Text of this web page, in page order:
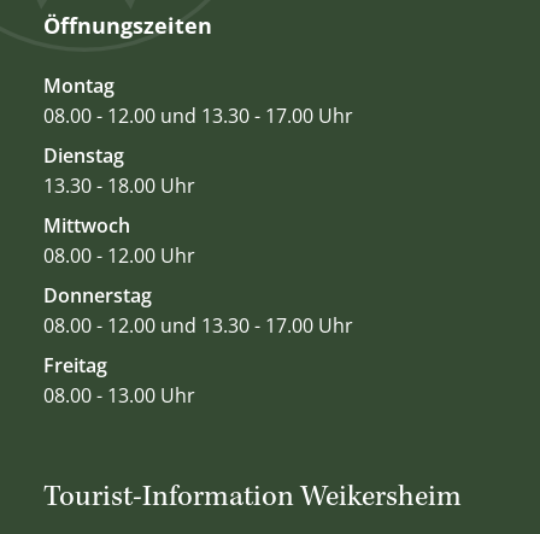
Öffnungszeiten
Montag
08.00 - 12.00 und 13.30 - 17.00 Uhr
Dienstag
13.30 - 18.00 Uhr
Mittwoch
08.00 - 12.00 Uhr
Donnerstag
08.00 - 12.00 und 13.30 - 17.00 Uhr
Freitag
08.00 - 13.00 Uhr
Tourist-Information Weikersheim